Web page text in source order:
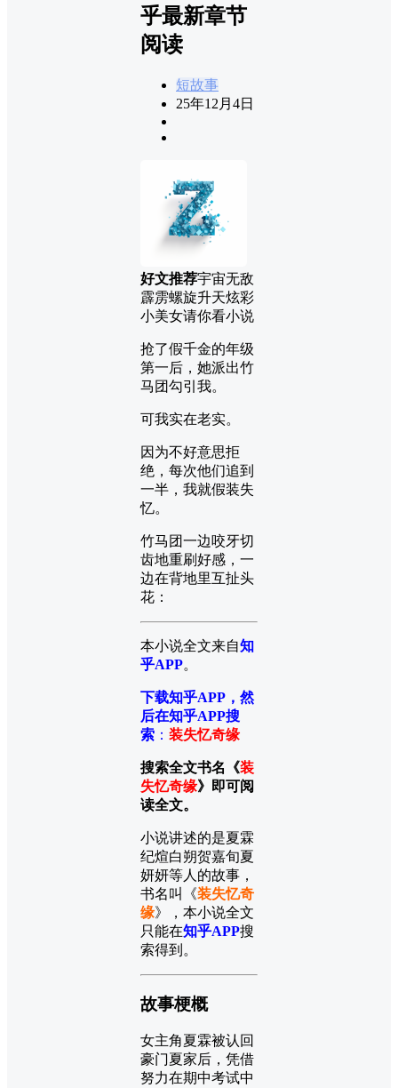
乎最新章节
阅读
短故事
25年12月4日
好文推荐宇宙无敌
霹雳螺旋升天炫彩
小美女请你看小说
抢了假千金的年级
第一后，她派出竹
马团勾引我。
可我实在老实。
因为不好意思拒
绝，每次他们追到
一半，我就假装失
忆。
竹马团一边咬牙切
齿地重刷好感，一
边在背地里互扯头
花：
本小说全文来自知
乎APP。
下载知乎APP，然
后在知乎APP搜
索 ： 装失忆奇缘
搜索全文书名《装
失忆奇缘》即可阅
读全文。
小说讲述的是夏霖
纪煊白朔贺嘉旬夏
妍妍等人的故事，
书名叫《装失忆奇
缘》，本小说全文
只能在知乎APP搜
索得到。
故事梗概
女主角夏霖被认回
豪门夏家后，凭借
努力在期中考试中